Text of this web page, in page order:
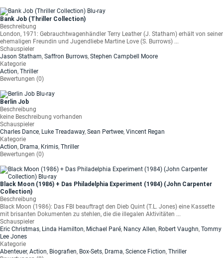
Bank Job (Thriller Collection)
Beschreibung
London, 1971: Gebrauchtwagenhändler Terry Leather (J. Statham) erhält von seiner
ehemaligen Freundin und Jugendliebe Martine Love (S. Burrows) ...
Schauspieler
Jason Statham, Saffron Burrows, Stephen Campbell Moore
Kategorie
Action, Thriller
Bewertungen (0)
Berlin Job
Beschreibung
keine Beschreibung vorhanden
Schauspieler
Charles Dance, Luke Treadaway, Sean Pertwee, Vincent Regan
Kategorie
Action, Drama, Krimis, Thriller
Bewertungen (0)
Black Moon (1986) + Das Philadelphia Experiment (1984) (John Carpenter
Collection)
Beschreibung
Black Moon (1986): Das FBI beauftragt den Dieb Quint (T.L. Jones) eine Kassette
mit brisanten Dokumenten zu stehlen, die die illegalen Aktivitäten ...
Schauspieler
Eric Christmas, Linda Hamilton, Michael Paré, Nancy Allen, Robert Vaughn, Tommy
Lee Jones
Kategorie
Abenteuer, Action, Biografien, Box-Sets, Drama, Science Fiction, Thriller